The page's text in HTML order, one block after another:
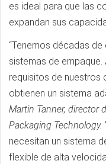
es ideal para que las
expandan sus
“Tenemos décadas
sistemas de
requisitos de nuestros
obtienen un sistema
Martin Tanner, director
Packaging Technology.
necesitan un sistema
flexible de alta